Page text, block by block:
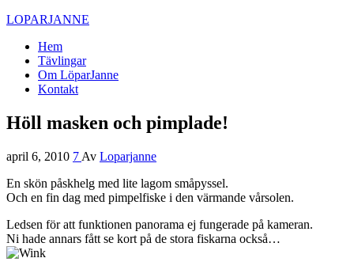
LOPARJANNE
Hem
Tävlingar
Om LöparJanne
Kontakt
Höll masken och pimplade!
april 6, 2010 7 Av Loparjanne
En skön påskhelg med lite lagom småpyssel.
Och en fin dag med pimpelfiske i den värmande vårsolen.
Ledsen för att funktionen panorama ej fungerade på kameran.
Ni hade annars fått se kort på de stora fiskarna också…